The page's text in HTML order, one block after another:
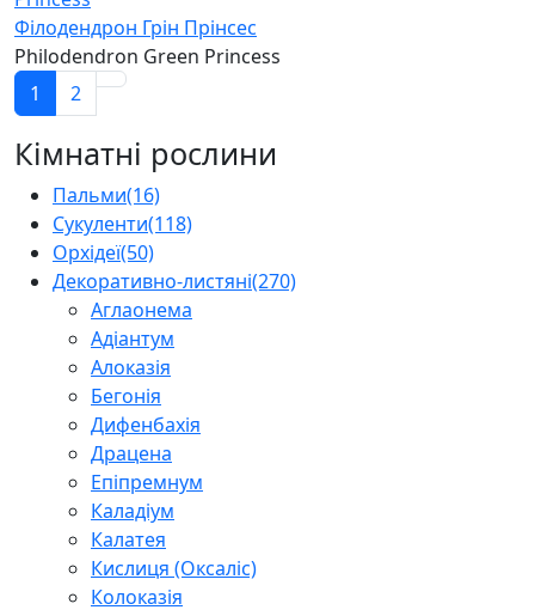
Філодендрон Грін Прінсес
Philodendron Green Princess
1
2
Кімнатні рослини
Пальми(16)
Сукуленти(118)
Орхідеї(50)
Декоративно-листяні(270)
Аглаонема
Адіантум
Алоказія
Бегонія
Дифенбахія
Драцена
Епіпремнум
Каладіум
Калатея
Кислиця (Оксаліс)
Колоказія